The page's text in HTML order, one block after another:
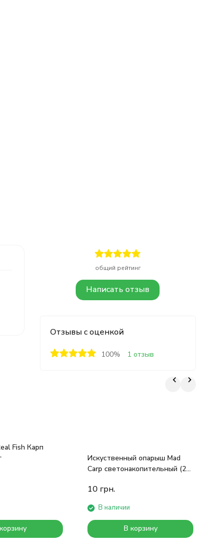
общий рейтинг
Написать отзыв
Отзывы с оценкой
100% 1 отзыв
Fish Карп
Искуственный опарыш Mad
Carp светонакопительный (20
10 грн.
В наличии
В корзину